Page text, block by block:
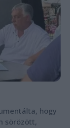
hogy
sörözött,